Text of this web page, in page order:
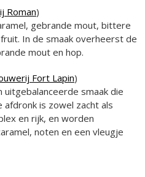
Roman)
gebrande mout, bittere
In de smaak overheerst de
mout en hop.
Fort Lapin)
smaak die
is zowel zacht als
en rijk, en worden
noten en een vleugje